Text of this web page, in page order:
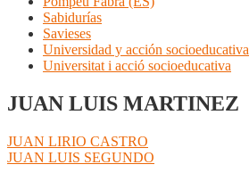
Sabidurías
Savieses
Universidad y acción socioeducativa
Universitat i acció socioeducativa
JUAN LUIS MARTINEZ
Navegació
d'entrades
Entrada
anterior:
JUAN LIRIO CASTRO
Pròxima
JUAN LUIS SEGUNDO